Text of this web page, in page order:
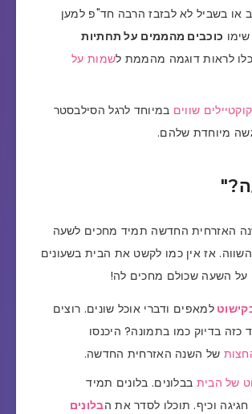
או בשביל לא לבזבז הרבה חד"פ למען
כוכבים מהממים על תחתיות
לראות דוגמה מהממת לשמות על
קוקטיילים שווים במיוחד לרגל הסילבסטר
מיוחדת שלהם.
האזרחית החדשה תמיד מחכים לשעה
השווה. אז אין כמו לקשט את הבית בשעונים
על השעה שכולם מחכים לה!
למאפים ודברי אוכל שונים. רוצים
כזה בדיוק כמו בתמונה? היכנסו
של השנה האזרחית החדשה.
של הבית בבלונים. בלונים תמיד
וכיף. תוכלו לסדר את הבלונים